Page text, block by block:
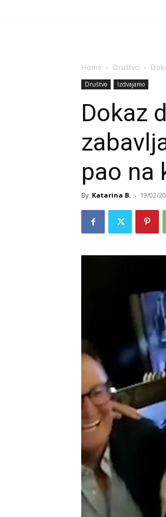
Home Društvo
Društvo Izdvajamo
Dokaz
pao na
By Katarina B. - 19/02/